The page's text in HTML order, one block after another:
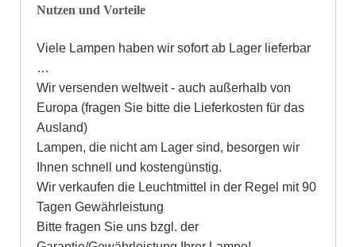
Nutzen und Vorteile
Viele Lampen haben wir sofort ab Lager lieferbar
…
Wir versenden weltweit - auch außerhalb von
Europa (fragen Sie bitte die Lieferkosten für das
Ausland)
Lampen, die nicht am Lager sind, besorgen wir
Ihnen schnell und kostengünstig.
Wir verkaufen die Leuchtmittel in der Regel mit 90
Tagen Gewährleistung
Bitte fragen Sie uns bzgl. der